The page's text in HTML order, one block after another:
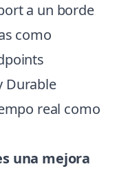
a un borde
como
Durable
real como
una mejora